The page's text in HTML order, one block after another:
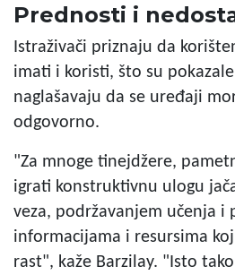
Prednosti i
Istraživači priznaju da
imati i koristi, što su
naglašavaju da se uređaji
odgovorno.
"Za mnoge tinejdžere,
igrati konstruktivnu ulogu
veza, podržavanjem učenja i
informacijama i resursima
rast", kaže Barzilay. "Isto